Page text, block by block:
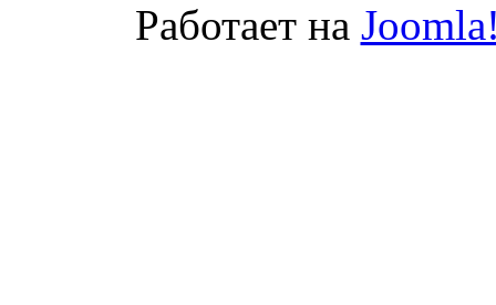
Работает на